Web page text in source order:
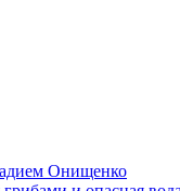
Онищенко